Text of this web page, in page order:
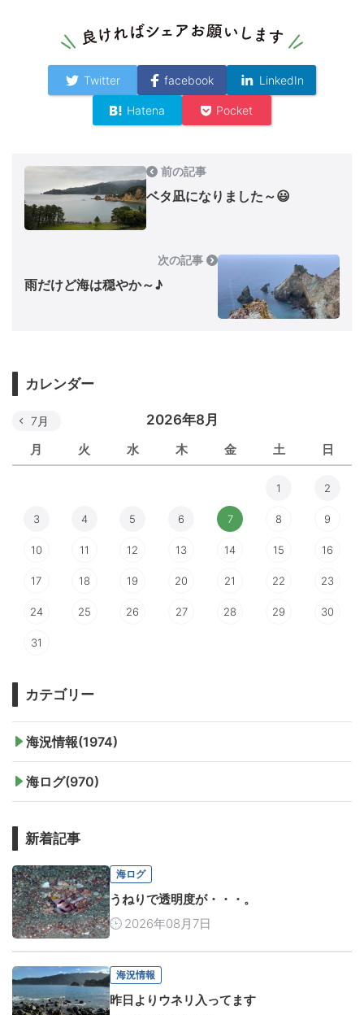
Twitter facebook LinkedIn
Hatena Pocket
前の記事
ベタ凪になりました～😃
次の記事
雨だけど海は穏やか～♪
カレンダー
2026年8月
月 火 水 木 金 土 日
7月
1 2
3 4 5 6 7 8 9
10 11 12 13 14 15 16
17 18 19 20 21 22 23
24 25 26 27 28 29 30
31
カテゴリー
海況情報(1974)
海ログ(970)
新着記事
海ログ
うねりで透明度が・・・。
2026年08月7日
海況情報
昨日よりウネリ入ってます